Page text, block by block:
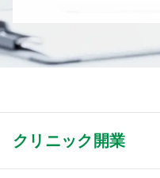
クリニック開業